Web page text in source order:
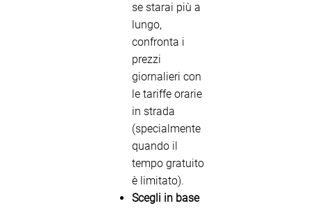
se starai più a
lungo,
confronta i
prezzi
giornalieri con
le tariffe orarie
in strada
(specialmente
quando il
tempo gratuito
è limitato).
Scegli in base